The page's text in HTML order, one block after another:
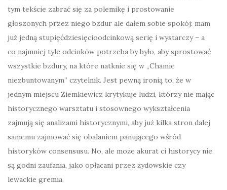
tym tekście zabrać się za polemikę i prostowanie
głoszonych przez niego bzdur ale dałem sobie spokój: mam
już jedną stupięćdziesięcioodcinkową serię i wystarczy – a
co najmniej tyle odcinków potrzeba by było, aby sprostować
wszystkie bzdury, na które natknie się w „Chamie
niezbuntowanym” czytelnik. Jest pewną ironią to, że w
jednym miejscu Ziemkiewicz krytykuje ludzi, którzy nie mając
historycznego warsztatu i stosownego wykształcenia
zajmują się analizami historycznymi, aby już kilka stron dalej
samemu zajmować się obalaniem panującego wśród
historyków consensusu. No, ale może akurat ci historycy nie
są godni zaufania, jako opłacani przez żydowskie czy
lewackie gremia.